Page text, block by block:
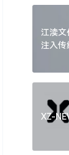
江渎文
注入传
XZ-